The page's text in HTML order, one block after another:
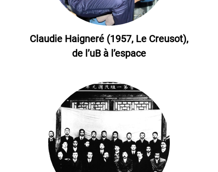
Claudie Haigneré (1957, Le Creusot),
de l’uB à l’espace